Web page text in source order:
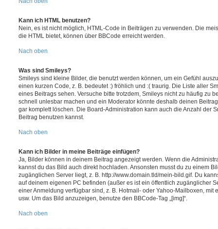
Kann ich HTML benutzen?
Nein, es ist nicht möglich, HTML-Code in Beiträgen zu verwenden. Die
die HTML bietet, können über BBCode erreicht werden.
Nach oben
Was sind Smileys?
Smileys sind kleine Bilder, die benutzt werden können, um ein Gefühl
einen kurzen Code, z. B. bedeutet :) fröhlich und :( traurig. Die Liste aller
eines Beitrags sehen. Versuche bitte trotzdem, Smileys nicht zu häufig zu
schnell unlesbar machen und ein Moderator könnte deshalb deinen
gar komplett löschen. Die Board-Administration kann auch die Anzahl der
Beitrag benutzen kannst.
Nach oben
Kann ich Bilder in meine Beiträge einfügen?
Ja, Bilder können in deinem Beitrag angezeigt werden. Wenn die
kannst du das Bild auch direkt hochladen. Ansonsten musst du zu einem
zugänglichen Server liegt, z. B. http://www.domain.tld/mein-bild.gif. Du
auf deinem eigenen PC befinden (außer es ist ein öffentlich zugänglicher
einer Anmeldung verfügbar sind, z. B. Hotmail- oder Yahoo-Mailboxen, mit
usw. Um das Bild anzuzeigen, benutze den BBCode-Tag „[img]“.
Nach oben